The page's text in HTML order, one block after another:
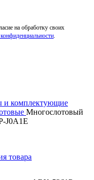
на обработку своих
.
комплектующие
Многослотовый
J0A1E